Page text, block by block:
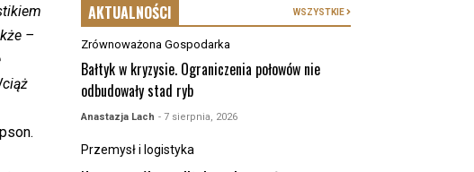
–
AKTUALNOŚCI WSZYSTKIE
Zrównoważona Gospodarka
Bałtyk w kryzysie. Ograniczenia połowów nie
odbudowały stad ryb
Anastazja Lach - 7 sierpnia, 2026
Przemysł i logistyka